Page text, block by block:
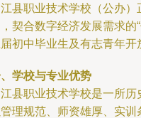
县职业技术学校（公办
契合数字经济发展需求的
初中毕业生及有志青年开
学校与专业优势
县职业技术学校是一所
理规范、师资雄厚、实训